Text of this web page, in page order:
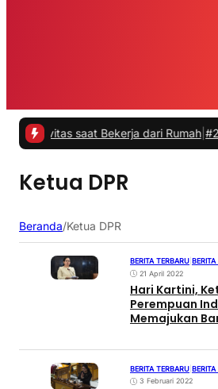
saat Bekerja dari Rumah |#2 -
Ketua DPR
Beranda/Ketua DPR
BERITA TERBARU
21 April 2022
Hari Kartini,
Perempuan
Memajukan
BERITA TERBARU
3 Februari 2022